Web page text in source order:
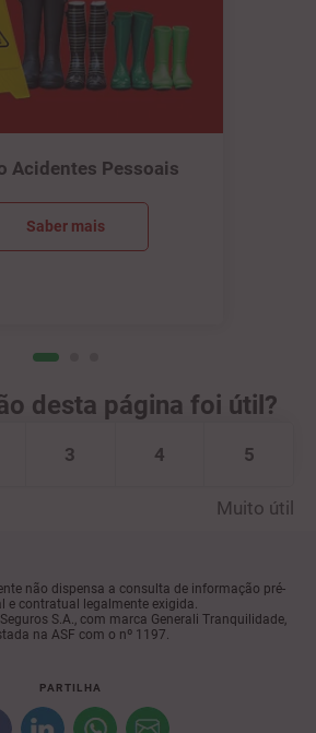
Acidentes Pessoais
Saber mais
desta página foi útil?
3 4 5
Muito útil
não dispensa a consulta de informação pré-
e contratual legalmente exigida.
S.A., com marca Generali Tranquilidade,
na ASF com o nº 1197.
PARTILHA